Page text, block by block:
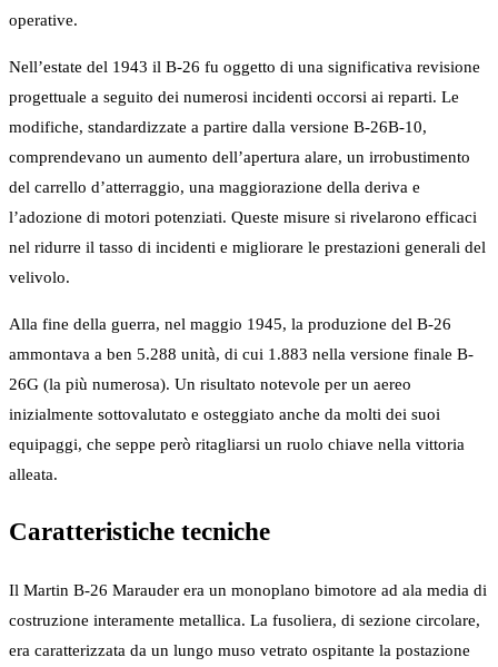
operative.
Nell’estate del 1943 il B-26 fu oggetto di una significativa revisione
progettuale a seguito dei numerosi incidenti occorsi ai reparti. Le
modifiche, standardizzate a partire dalla versione B-26B-10,
comprendevano un aumento dell’apertura alare, un irrobustimento
del carrello d’atterraggio, una maggiorazione della deriva e
l’adozione di motori potenziati. Queste misure si rivelarono efficaci
nel ridurre il tasso di incidenti e migliorare le prestazioni generali del
velivolo.
Alla fine della guerra, nel maggio 1945, la produzione del B-26
ammontava a ben 5.288 unità, di cui 1.883 nella versione finale B-
26G (la più numerosa). Un risultato notevole per un aereo
inizialmente sottovalutato e osteggiato anche da molti dei suoi
equipaggi, che seppe però ritagliarsi un ruolo chiave nella vittoria
alleata.
Caratteristiche tecniche
Il Martin B-26 Marauder era un monoplano bimotore ad ala media di
costruzione interamente metallica. La fusoliera, di sezione circolare,
era caratterizzata da un lungo muso vetrato ospitante la postazione